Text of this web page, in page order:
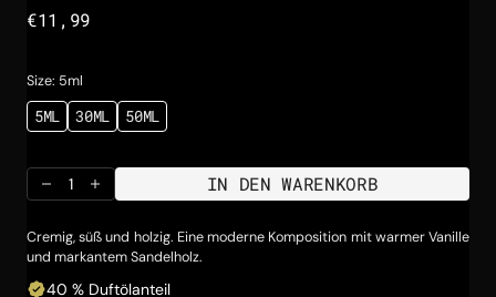
Regulärer
€11,99
Size: 5ml
5MLVARIANTE
AUSVERKAUFT
NICHT
VERFÜGBAR
30MLVARIANTE
AUSVERKAUFT
NICHT
VERFÜGBAR
50MLVARIANTE
AUSVERKAUFT
NICHT
VERFÜGBAR
Menge
IS
HER1
Menge
IS
HER1
IN DEN WARENKORB
Cremig, süß und holzig. Eine moderne Komposition mit warmer Vanille
und markantem Sandelholz.